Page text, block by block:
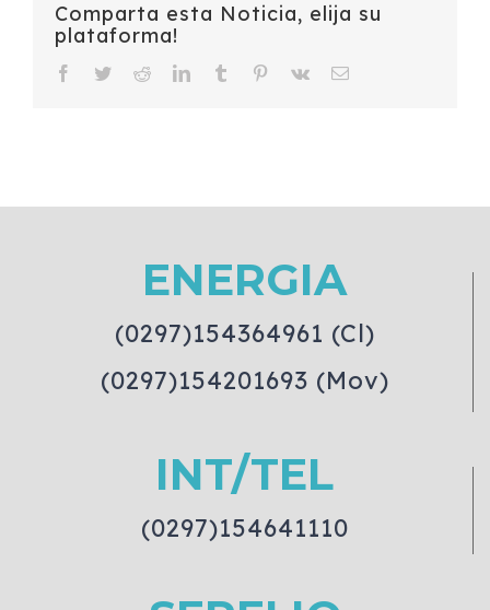
Comparta esta Noticia, elija su
plataforma!
Facebook
TwitterRedditLinkedInTumblr Pinterest
Vk Email
ENERGIA
(0297)154364961 (Cl)
(0297)154201693 (Mov)
INT/TEL
(0297)154641110